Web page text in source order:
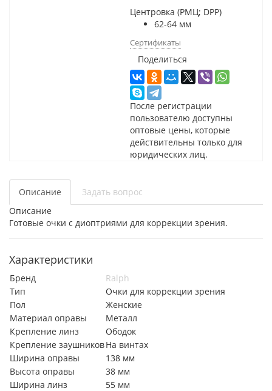
Центровка (РМЦ; DPP)
62-64 мм
Сертификаты
Поделиться
После регистрации
пользователю доступны
оптовые цены, которые
действительны только для
юридических лиц.
Описание
Задать вопрос
Описание
Готовые очки с диоптриями для коррекции зрения.
Характеристики
Бренд
Ralph
Тип
Очки для коррекции зрения
Пол
Женские
Материал оправы
Металл
Крепление линз
Ободок
Крепление заушниковНа винтах
Ширина оправы
138 мм
Высота оправы
38 мм
Ширина линз
55 мм